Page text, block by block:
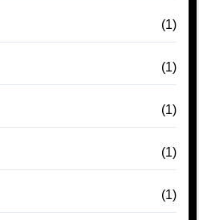
(1)
(1)
(1)
(1)
(1)